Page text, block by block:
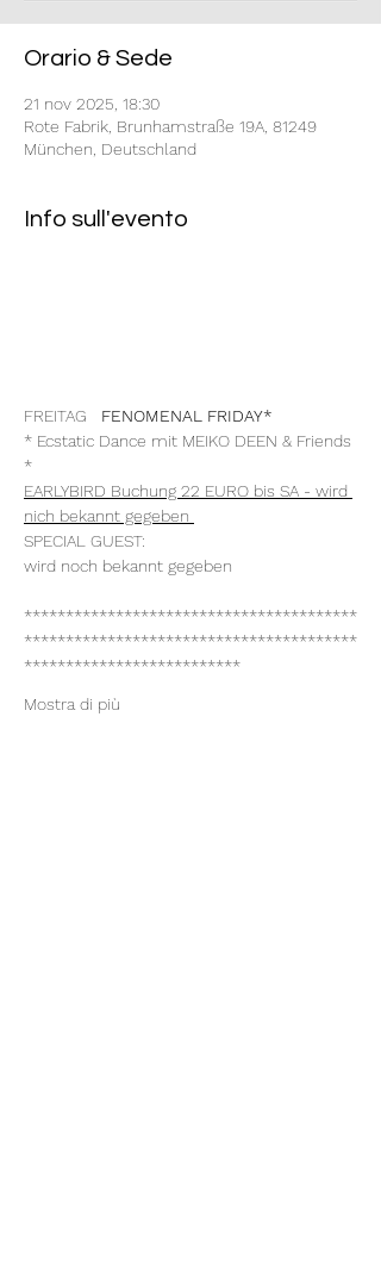
Orario & Sede
21 nov 2025, 18:30
Rote Fabrik, Brunhamstraße 19A, 81249
München, Deutschland
Info sull'evento
FREITAG
FENOMENAL FRIDAY*
* Ecstatic Dance mit MEIKO DEEN & Friends
*
EARLYBIRD Buchung 22 EURO bis SA - wird
nich bekannt gegeben
SPECIAL GUEST:
wird noch bekannt gegeben
****************************************
****************************************
**************************
Mostra di più